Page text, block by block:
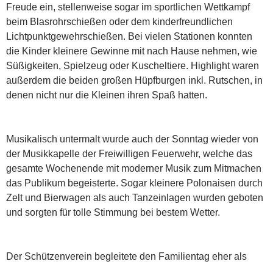
Freude ein, stellenweise sogar im sportlichen Wettkampf
beim Blasrohrschießen oder dem kinderfreundlichen
Lichtpunktgewehrschießen. Bei vielen Stationen konnten
die Kinder kleinere Gewinne mit nach Hause nehmen, wie
Süßigkeiten, Spielzeug oder Kuscheltiere. Highlight waren
außerdem die beiden großen Hüpfburgen inkl. Rutschen, in
denen nicht nur die Kleinen ihren Spaß hatten.
Musikalisch untermalt wurde auch der Sonntag wieder von
der Musikkapelle der Freiwilligen Feuerwehr, welche das
gesamte Wochenende mit moderner Musik zum Mitmachen
das Publikum begeisterte. Sogar kleinere Polonaisen durch
Zelt und Bierwagen als auch Tanzeinlagen wurden geboten
und sorgten für tolle Stimmung bei bestem Wetter.
Der Schützenverein begleitete den Familientag eher als